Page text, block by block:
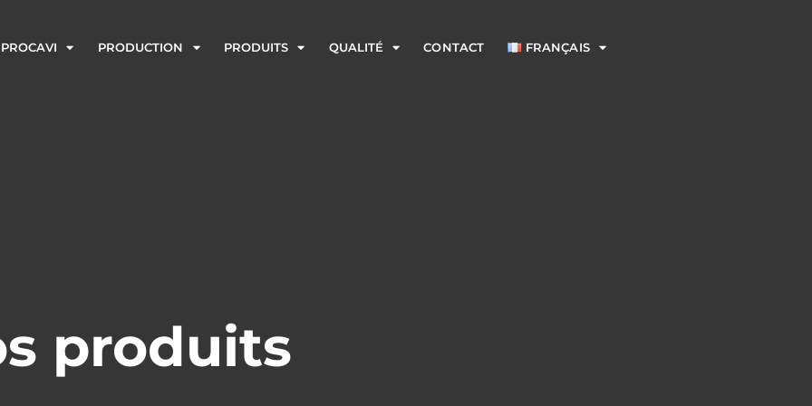
PROCAVI PRODUCTION PRODUITS QUALITÉ CONTACT FRANÇAIS
produits